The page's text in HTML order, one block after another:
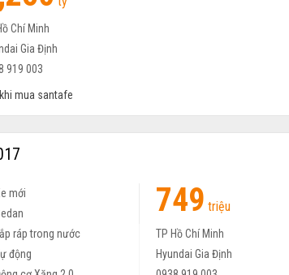
7 chỗ
ráp trong nước
động
cơ Xăng 2.4
mua santafe
mới 749 triệu
ráp trong nước
TP Hồ Chí Minh
động
Hyundai Gia Định